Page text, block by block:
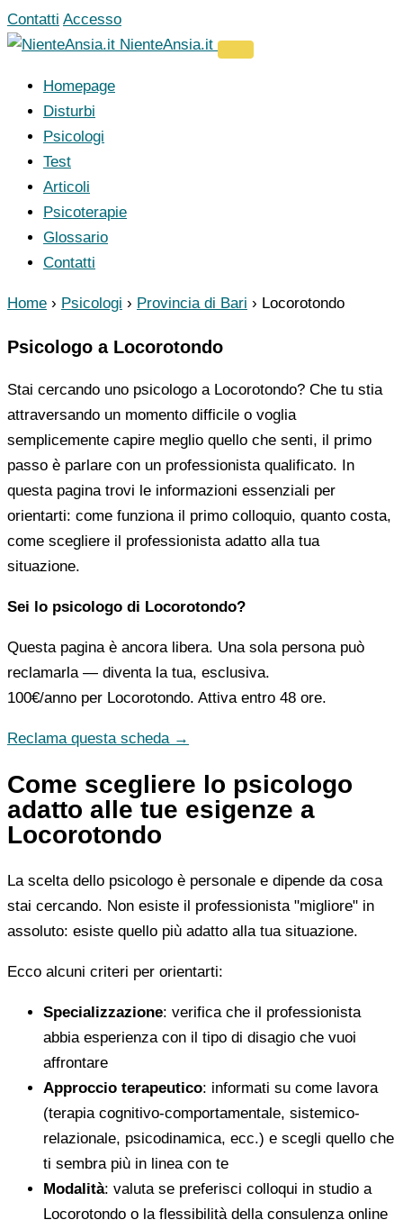
Vai
al
Contatti Accesso
NienteAnsia.it
Homepage
Disturbi
Psicologi
Test
Articoli
Psicoterapie
Glossario
Contatti
Home › Psicologi › Provincia di Bari › Locorotondo
Psicologo a Locorotondo
Stai cercando uno psicologo a Locorotondo? Che tu stia
attraversando un momento difficile o voglia
semplicemente capire meglio quello che senti, il primo
passo è parlare con un professionista qualificato. In
questa pagina trovi le informazioni essenziali per
orientarti: come funziona il primo colloquio, quanto costa,
come scegliere il professionista adatto alla tua
situazione.
Sei lo psicologo di Locorotondo?
Questa pagina è ancora libera. Una sola persona può
reclamarla — diventa la tua, esclusiva.
100€/anno per Locorotondo. Attiva entro 48 ore.
Reclama questa scheda →
Come scegliere lo psicologo
adatto alle tue esigenze a
Locorotondo
La scelta dello psicologo è personale e dipende da cosa
stai cercando. Non esiste il professionista "migliore" in
assoluto: esiste quello più adatto alla tua situazione.
Ecco alcuni criteri per orientarti:
Specializzazione: verifica che il professionista
abbia esperienza con il tipo di disagio che vuoi
affrontare
Approccio terapeutico: informati su come lavora
(terapia cognitivo-comportamentale, sistemico-
relazionale, psicodinamica, ecc.) e scegli quello che
ti sembra più in linea con te
Modalità: valuta se preferisci colloqui in studio a
Locorotondo o la flessibilità della consulenza online